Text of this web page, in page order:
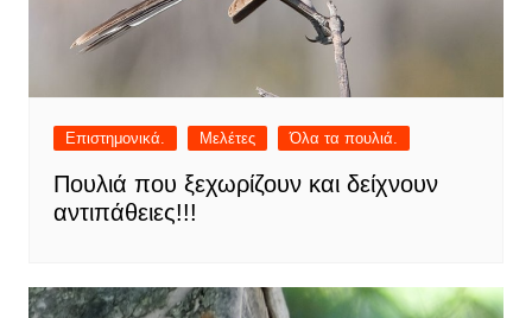
Επιστημονικά. Μελέτες Όλα τα πουλιά.
Πουλιά που ξεχωρίζουν και δείχνουν
αντιπάθειες!!!